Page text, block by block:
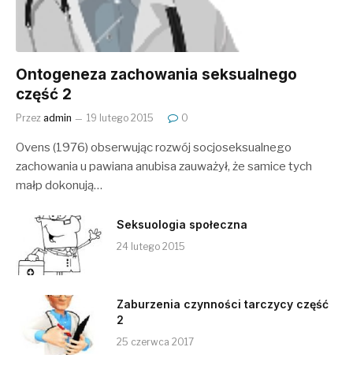
Ontogeneza zachowania seksualnego
część 2
Przez admin 19 lutego 2015 0
Ovens (1976) obserwując rozwój socjoseksualnego
zachowania u pawiana anubisa zauważył, że samice tych
małp dokonują…
Seksuologia społeczna
24 lutego 2015
Zaburzenia czynności tarczycy część
2
25 czerwca 2017